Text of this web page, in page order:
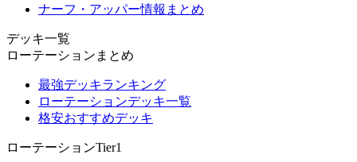
ナーフ・アッパー情報まとめ
デッキ一覧
ローテーションまとめ
最強デッキランキング
ローテーションデッキ一覧
格安おすすめデッキ
ローテーションTier1